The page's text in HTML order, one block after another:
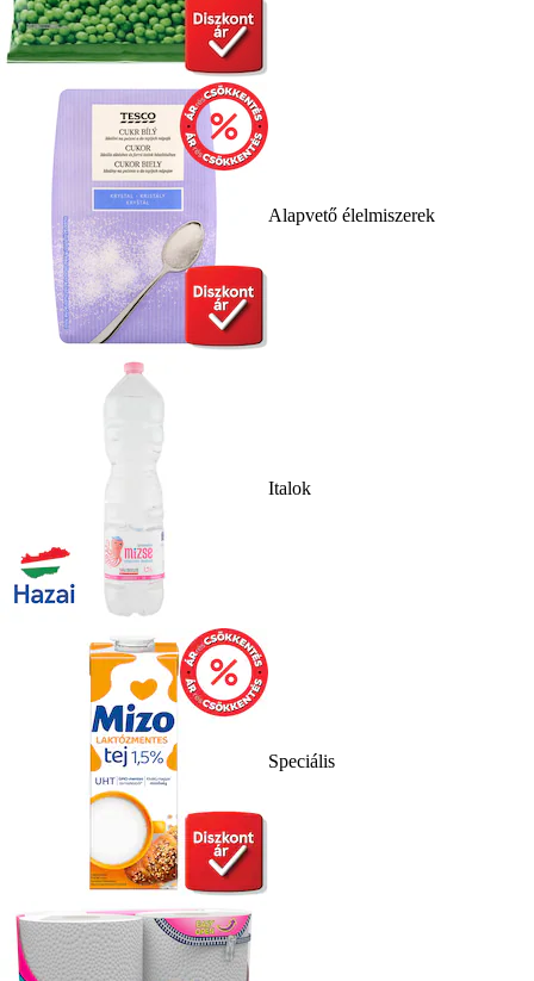
Alapvető élelmiszerek
Italok
Speciális